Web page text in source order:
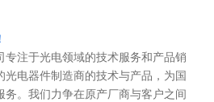
专注于光电领域的技术服务和产品销
光电器件制造商的技术与产品，为国
务。我们力争在原产厂商与客户之间